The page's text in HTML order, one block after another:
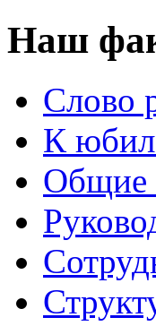
Наш
Слово
К
Общие